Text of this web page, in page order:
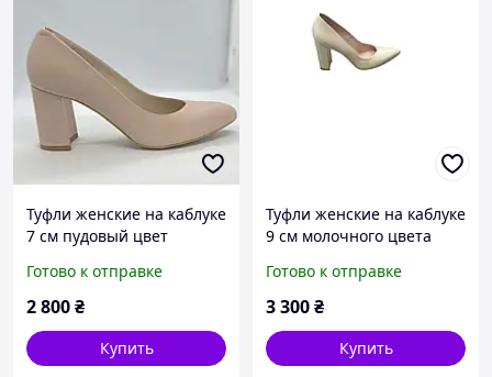
Туфли женские на каблуке
7 см пудовый цвет
производство Польша
Готово к отправке
2 800₴
Купить
Туфли женские на каблуке
9 см молочного цвета
Готово к отправке
3 300₴
Купить